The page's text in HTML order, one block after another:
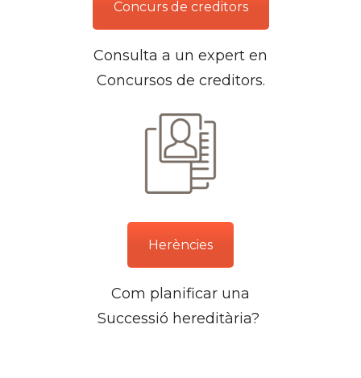
Concurs de creditors
Consulta a un expert en
Concursos de creditors.
Herències
Com planificar una
Successió hereditària?